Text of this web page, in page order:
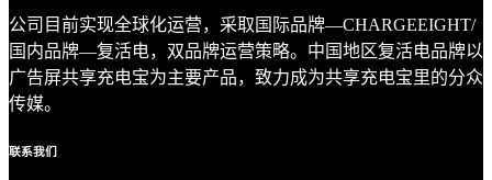
公司目前实现全球化运营，采取国际品牌—CHARGEEIGHT/
国内品牌—复活电，双品牌运营策略。中国地区复活电品牌以
广告屏共享充电宝为主要产品，致力成为共享充电宝里的分众
传媒。
联系我们